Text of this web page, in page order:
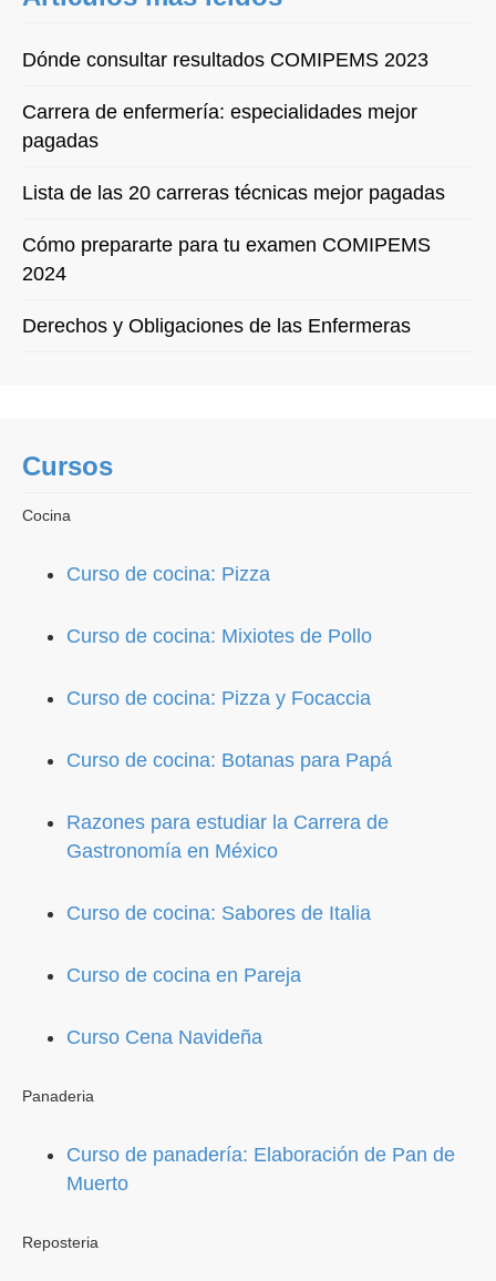
Dónde consultar resultados COMIPEMS 2023
Carrera de enfermería: especialidades mejor
pagadas
Lista de las 20 carreras técnicas mejor pagadas
Cómo prepararte para tu examen COMIPEMS
2024
Derechos y Obligaciones de las Enfermeras
Cursos
Cocina
Curso de cocina: Pizza
Curso de cocina: Mixiotes de Pollo
Curso de cocina: Pizza y Focaccia
Curso de cocina: Botanas para Papá
Razones para estudiar la Carrera de
Gastronomía en México
Curso de cocina: Sabores de Italia
Curso de cocina en Pareja
Curso Cena Navideña
Panaderia
Curso de panadería: Elaboración de Pan de
Muerto
Reposteria